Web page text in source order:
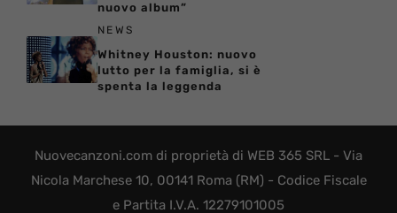
nuovo album”
NEWS
Whitney Houston: nuovo
lutto per la famiglia, si è
spenta la leggenda
Nuovecanzoni.com di proprietà di WEB 365 SRL - Via
Nicola Marchese 10, 00141 Roma (RM) - Codice Fiscale
e Partita I.V.A. 12279101005